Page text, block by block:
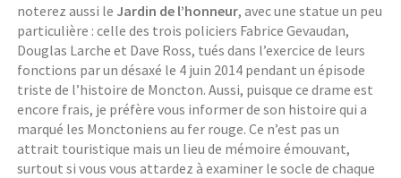
noterez aussi le Jardin de l’honneur, avec une statue un peu
particulière : celle des trois policiers Fabrice Gevaudan,
Douglas Larche et Dave Ross, tués dans l’exercice de leurs
fonctions par un désaxé le 4 juin 2014 pendant un épisode
triste de l’histoire de Moncton. Aussi, puisque ce drame est
encore frais, je préfère vous informer de son histoire qui a
marqué les Monctoniens au fer rouge. Ce n’est pas un
attrait touristique mais un lieu de mémoire émouvant,
surtout si vous vous attardez à examiner le socle de chaque